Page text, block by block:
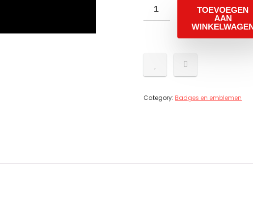
TOEVOEGEN
AAN
Category: Badges en emblemen